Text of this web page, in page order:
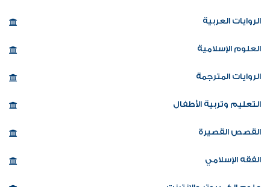
الروايات العربية
العلوم الإسلامية
الروايات المترجمة
التعليم وتربية الأطفال
القصص القصيرة
الفقه الإسلامي